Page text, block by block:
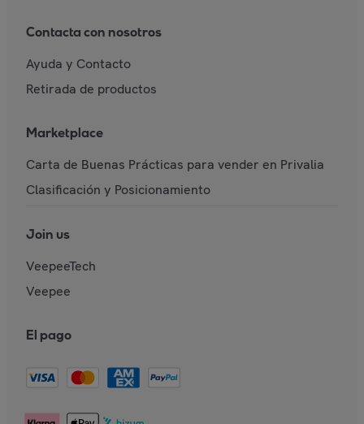
Contacta con nosotros
Ayuda y Contacto
Retirada de productos
Marketplace
Carta de Buenas Prácticas para vender en Privalia
Clasificación y Posicionamiento
Join us
VeepeeTech
Veepee
El pago